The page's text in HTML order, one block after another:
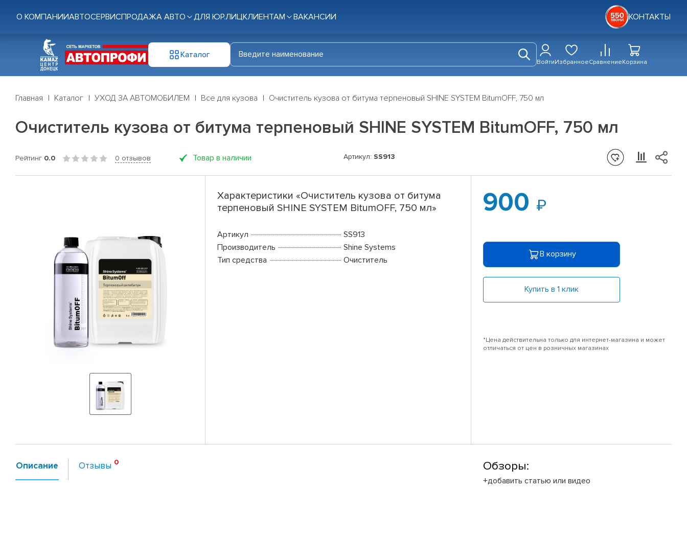
О КОМПАНИИАВТОСЕРВИСПРОДАЖА АВТО ДЛЯ ЮР.ЛИЦКЛИЕНТАМ ВАКАНСИИ КОНТАКТЫ
Каталог
ВойтиИзбранноеСравнениеКорзина
Главная Каталог УХОД ЗА АВТОМОБИЛЕМ Все для кузова Очиститель кузова от битума терпеновый SHINE SYSTEM BitumOFF, 750 мл
Очиститель кузова от битума терпеновый SHINE SYSTEM BitumOFF, 750 мл
Рейтинг 0.0 0 отзывов Товар в наличии Артикул: SS913
Характеристики «Очиститель кузова от битума
терпеновый SHINE SYSTEM BitumOFF, 750 мл»
Артикул
SS913
Производитель
Shine Systems
Тип средства
Очиститель
900
В корзину
Купить в 1 клик
*Цена действительна только для интернет-магазина и может
отличаться от цен в розничных магазинах
Описание Отзывы Обзоры:
+добавить статью или видео